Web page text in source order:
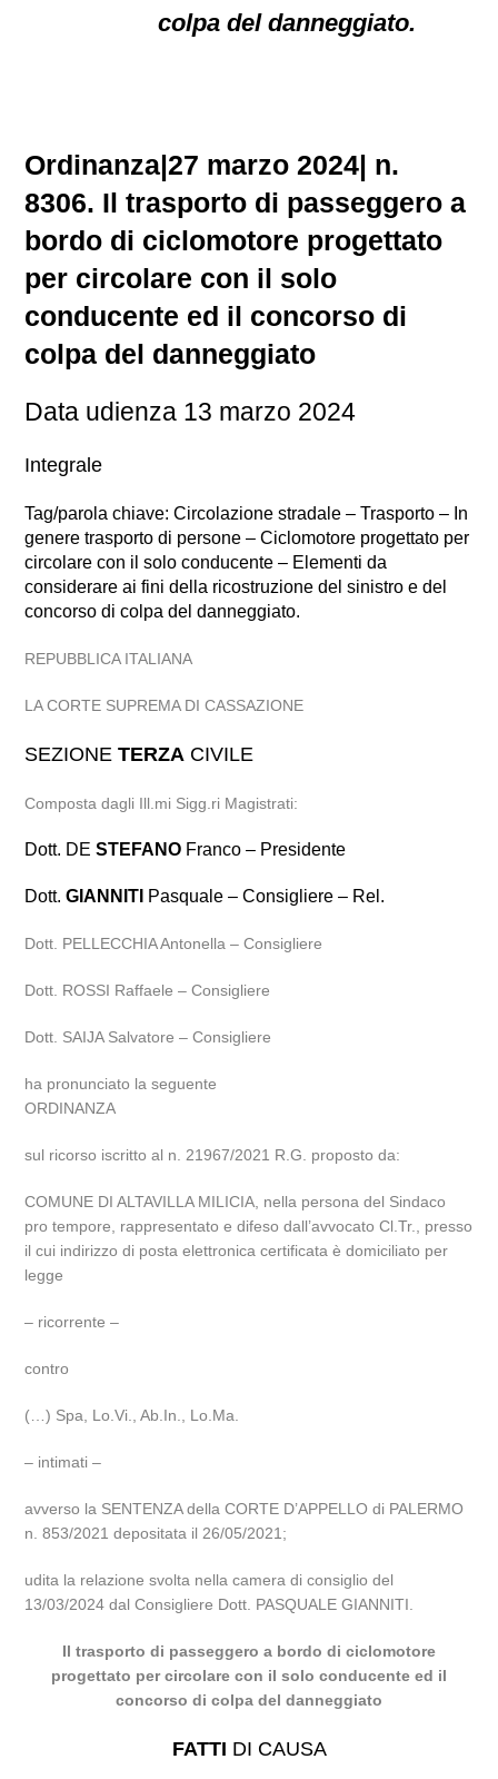
colpa del danneggiato.
Ordinanza|27 marzo 2024| n.
8306. Il trasporto di passeggero a
bordo di ciclomotore progettato
per circolare con il solo
conducente ed il concorso di
colpa del danneggiato
Data udienza 13 marzo 2024
Integrale
Tag/parola chiave: Circolazione stradale – Trasporto – In
genere trasporto di persone – Ciclomotore progettato per
circolare con il solo conducente – Elementi da
considerare ai fini della ricostruzione del sinistro e del
concorso di colpa del danneggiato.
REPUBBLICA ITALIANA
LA CORTE SUPREMA DI CASSAZIONE
SEZIONETERZA CIVILE
Composta dagli Ill.mi Sigg.ri Magistrati:
Dott. DESTEFANO Franco – Presidente
Dott.GIANNITI Pasquale – Consigliere – Rel.
Dott. PELLECCHIA Antonella – Consigliere
Dott. ROSSI Raffaele – Consigliere
Dott. SAIJA Salvatore – Consigliere
ha pronunciato la seguente
ORDINANZA
sul ricorso iscritto al n. 21967/2021 R.G. proposto da:
COMUNE DI ALTAVILLA MILICIA, nella persona del Sindaco
pro tempore, rappresentato e difeso dall’avvocato Cl.Tr., presso
il cui indirizzo di posta elettronica certificata è domiciliato per
legge
– ricorrente –
contro
(…) Spa, Lo.Vi., Ab.In., Lo.Ma.
– intimati –
avverso la SENTENZA della CORTE D’APPELLO di PALERMO
n. 853/2021 depositata il 26/05/2021;
udita la relazione svolta nella camera di consiglio del
13/03/2024 dal Consigliere Dott. PASQUALE GIANNITI.
Il trasporto di passeggero a bordo di ciclomotore
progettato per circolare con il solo conducente ed il
concorso di colpa del danneggiato
FATTI DI CAUSA